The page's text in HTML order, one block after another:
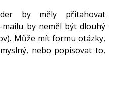
by měly přitahovat
mailu by neměl být dlouhý
Může mít formu otázky,
nebo popisovat to,